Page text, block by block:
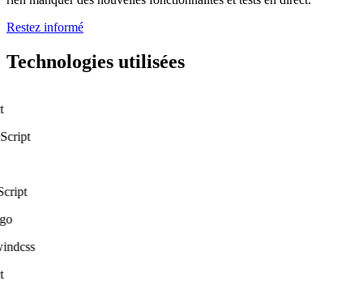
Restez informé
Technologies utilisées